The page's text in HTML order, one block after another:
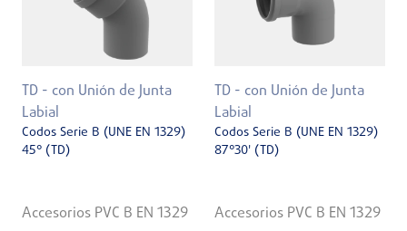
TD - con Unión de Junta
Labial
Codos Serie B (UNE EN 1329)
45° (TD)
Accesorios PVC B EN 1329
TD - con Unión de Junta
Labial
Codos Serie B (UNE EN 1329)
87°30' (TD)
Accesorios PVC B EN 1329